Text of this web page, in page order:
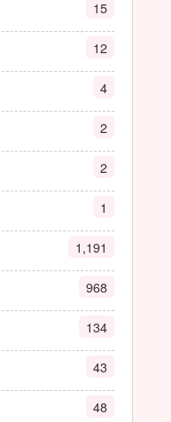
15
12
4
2
2
1
1,191
968
134
43
48